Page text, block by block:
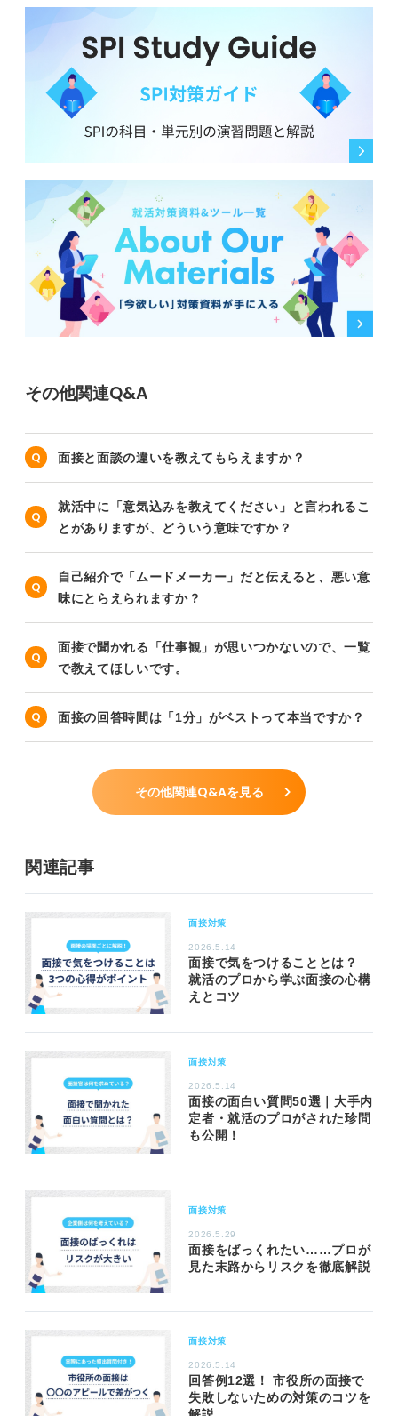
その他関連Q&A
面接と面談の違いを教えてもらえますか？
就活中に「意気込みを教えてください」と言われるこ
とがありますが、どういう意味ですか？
自己紹介で「ムードメーカー」だと伝えると、悪い意
味にとらえられますか？
面接で聞かれる「仕事観」が思いつかないので、一覧
で教えてほしいです。
面接の回答時間は「1分」がベストって本当ですか？
その他関連Q&Aを見る
関連記事
面接対策
2026.5.14
面接で気をつけることとは？
就活のプロから学ぶ面接の心構
えとコツ
面接対策
2026.5.14
面接の面白い質問50選｜大手内
定者・就活のプロがされた珍問
も公開！
面接対策
2026.5.29
面接をばっくれたい……プロが
見た末路からリスクを徹底解説
面接対策
2026.5.14
回答例12選！ 市役所の面接で
失敗しないための対策のコツを